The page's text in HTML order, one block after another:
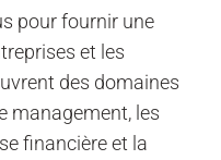
pour fournir une
et les
des domaines
management, les
financière et la